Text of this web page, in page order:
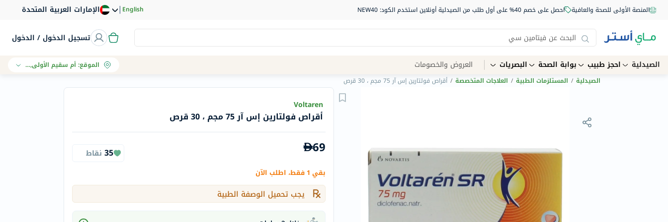
المنصة الأولى للصحة والعافية احصل على خصم 40% على أول طلب من الصيدلية أونلاين استخدم الكود: NEW40 الإمارات العربية المتحدة |English
تسجيل الدخول / الدخول
Navigation
الصيدلية
الماركات
Humantara
betadine
Roche
Posay
الصيدلية احجز طبيب بوابة الصحة البصريات العروض والخصومات الموقع:أم سقيم الأولى, دبي
الصيدلية / المستلزمات الطبية / العلاجات المتخصصة / أقراص فولتارين إس آر 75 مجم ، 30 قرص
Voltaren
أقراص فولتارين إس آر 75 مجم ، 30 قرص
69
35 نقاط
بقي 1 فقط، اطلب الآن
يجب تحميل الوصفة الطبية